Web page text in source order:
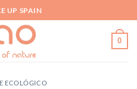
UP SPAIN
0
ECOLÓGICO